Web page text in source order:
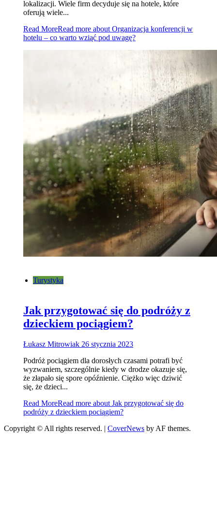
lokalizacji. Wiele firm decyduje się na hotele, które
oferują wiele...
Read MoreRead more about Organizacja konferencji w
hotelu – co warto wziąć pod uwagę?
Turystyka
Jak przygotować się do podróży z
dzieckiem pociągiem?
Łukasz Mitrowiak 26 stycznia 2023
Podróż pociągiem dla dorosłych czasami potrafi być
wyzwaniem, szczególnie kiedy w drodze okazuje się,
że złapało się spore opóźnienie. Ciężko więc dziwić
się, że dzieci...
Read MoreRead more about Jak przygotować się do
podróży z dzieckiem pociągiem?
Copyright © All rights reserved. | CoverNews by AF themes.